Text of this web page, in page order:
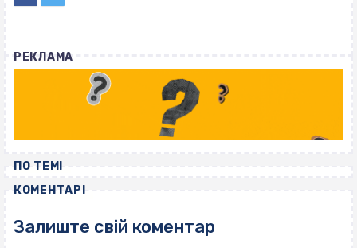
РЕКЛАМА
ПО ТЕМІ
КОМЕНТАРІ
Залиште свій коментар